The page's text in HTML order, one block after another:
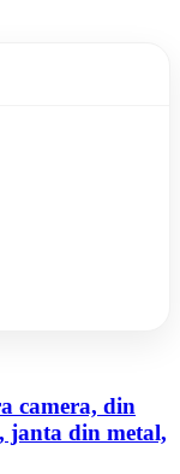
camera, din
janta din metal,